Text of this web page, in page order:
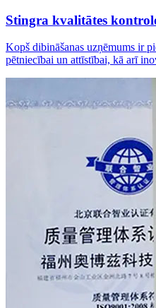
Stingra kvalitātes
Kopš dibināšanas uzņēmums ir
pētniecībai un attīstībai, kā arī